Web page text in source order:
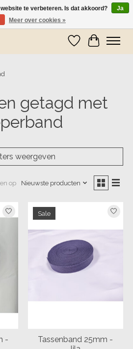
9 mei worden er weer pakketjes verzonden
Verlanglijst
getagd met
weergeven
op Nieuwste producten
-
Sale
Tassenband 25mm -
te verbeteren. Is dat akkoord?
Ja
Meer over cookies »